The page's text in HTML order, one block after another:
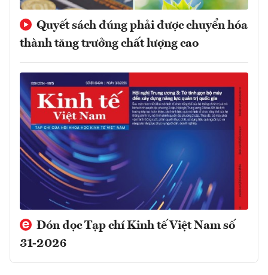
Quyết sách đúng phải được chuyển hóa
thành tăng trưởng chất lượng cao
Đón đọc Tạp chí Kinh tế Việt Nam số
31-2026